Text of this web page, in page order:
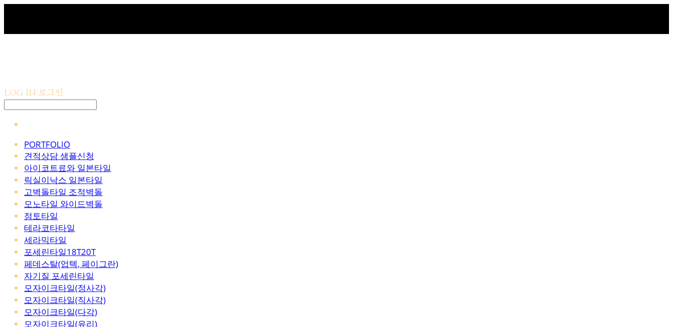
LOG IN 로그인
PORTFOLIO
견적상담 샘플신청
아이코트료와 일본타일
릭실이낙스 일본타일
고벽돌타일 조적벽돌
모노타일 와이드벽돌
점토타일
테라코타타일
세라믹타일
포세린타일18T20T
페데스탈(업텍, 페이그란)
자기질 포세린타일
모자이크타일(정사각)
모자이크타일(직사각)
모자이크타일(다각)
모자이크타일(유리)